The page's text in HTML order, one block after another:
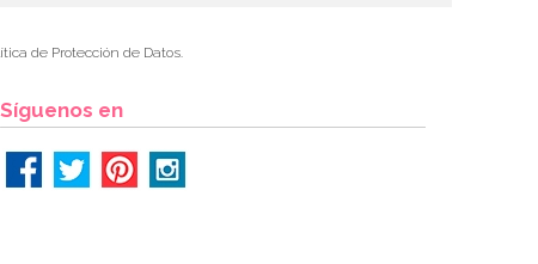
de Protección de Datos.
Síguenos en